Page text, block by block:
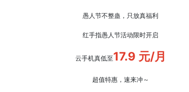
愚人节不整蛊，只放真福利
红手指愚人节活动限时开启
云手机真低至17.9 元/月
超值特惠，速来冲～